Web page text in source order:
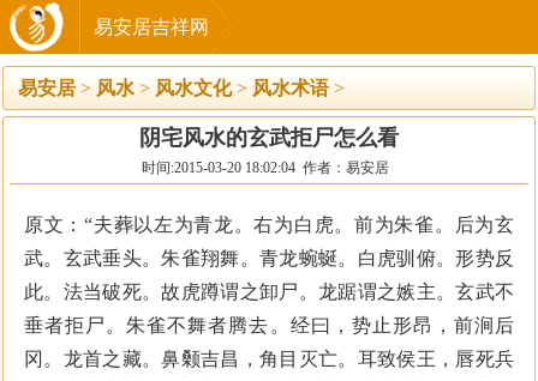
易安居吉祥网
易安居 > 风水 > 风水文化> 风水术语>
阴宅风水的玄武拒尸怎么看
时间:2015-03-20 18:02:04 作者：易安居
原文：“夫葬以左为青龙。右为白虎。前为朱雀。后为玄
武。玄武垂头。朱雀翔舞。青龙蜿蜒。白虎驯俯。形势反
此。法当破死。故虎蹲谓之卸尸。龙踞谓之嫉主。玄武不
垂者拒尸。朱雀不舞者腾去。经曰，势止形昂，前涧后
冈。龙首之藏。鼻颡吉昌，角目灭亡。耳致侯王，唇死兵